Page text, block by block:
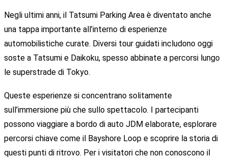
Negli ultimi anni, il Tatsumi Parking Area è diventato anche
una tappa importante all’interno di esperienze
automobilistiche curate. Diversi tour guidati includono oggi
soste a Tatsumi e Daikoku, spesso abbinate a percorsi lungo
le superstrade di Tokyo.
Queste esperienze si concentrano solitamente
sull’immersione più che sullo spettacolo. I partecipanti
possono viaggiare a bordo di auto JDM elaborate, esplorare
percorsi chiave come il Bayshore Loop e scoprire la storia di
questi punti di ritrovo. Per i visitatori che non conoscono il